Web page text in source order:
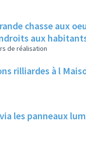
chasse aux
aux
de réalisation
rilliardes à l
les panneaux